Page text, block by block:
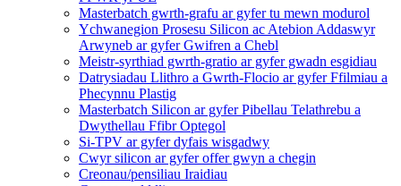
Masterbatch gwrth-grafu ar gyfer tu mewn modurol
Ychwanegion Prosesu Silicon ac Atebion Addaswyr
Arwyneb ar gyfer Gwifren a Chebl
Meistr-syrthiad gwrth-gratio ar gyfer gwadn esgidiau
Datrysiadau Llithro a Gwrth-Flocio ar gyfer Ffilmiau a
Phecynnu Plastig
Masterbatch Silicon ar gyfer Pibellau Telathrebu a
Dwythellau Ffibr Optegol
Si-TPV ar gyfer dyfais wisgadwy
Cwyr silicon ar gyfer offer gwyn a chegin
Creonau/pensiliau Iraidiau